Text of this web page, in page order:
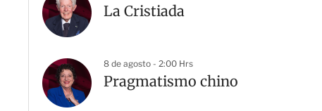
La Cristiada
8 de agosto - 2:00 Hrs
Pragmatismo chino